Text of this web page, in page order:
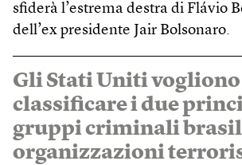
sfiderà l’estrema destra di Flávio
dell’ex presidente Jair Bolsonaro.
Gli Stati Uniti vogliono
classificare i due
gruppi criminali
organizzazioni